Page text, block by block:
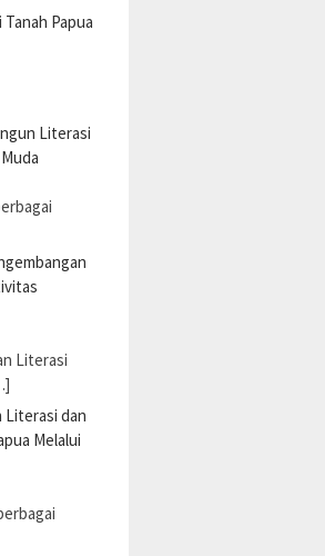
Literasi
Literasi
Literasi dan
Melalui